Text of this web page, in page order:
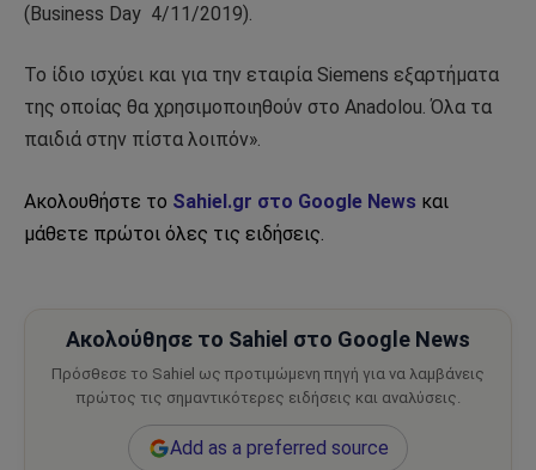
(Business Day 4/11/2019).
Το ίδιο ισχύει και για την εταιρία Siemens εξαρτήματα
της οποίας θα χρησιμοποιηθούν στο Anadolou. Όλα τα
παιδιά στην πίστα λοιπόν».
Ακολουθήστε το Sahiel.gr στο Google News και
μάθετε πρώτοι όλες τις ειδήσεις.
Ακολούθησε το Sahiel στο Google News
Πρόσθεσε το Sahiel ως προτιμώμενη πηγή για να λαμβάνεις
πρώτος τις σημαντικότερες ειδήσεις και αναλύσεις.
Add as a preferred source